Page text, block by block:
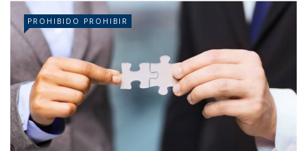
PROHIBIDO PROHIBIR